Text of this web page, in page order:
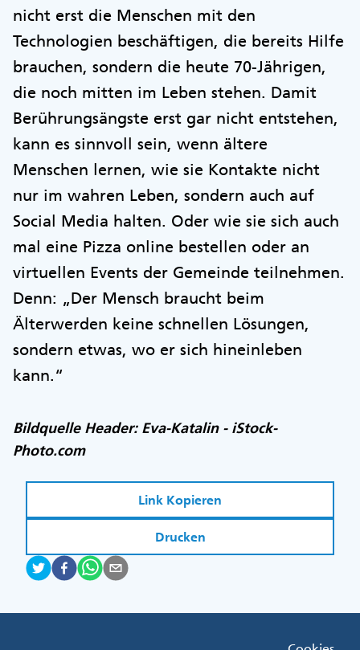
nicht erst die Menschen mit den
Technologien beschäftigen, die bereits Hilfe
brauchen, sondern die heute 70-Jährigen,
die noch mitten im Leben stehen. Damit
Berührungsängste erst gar nicht entstehen,
kann es sinnvoll sein, wenn ältere
Menschen lernen, wie sie Kontakte nicht
nur im wahren Leben, sondern auch auf
Social Media halten. Oder wie sie sich auch
mal eine Pizza online bestellen oder an
virtuellen Events der Gemeinde teilnehmen.
Denn: „Der Mensch braucht beim
Älterwerden keine schnellen Lösungen,
sondern etwas, wo er sich hineinleben
kann.“
Bildquelle Header: Eva-Katalin - iStock-
Photo.com
Link Kopieren
Drucken